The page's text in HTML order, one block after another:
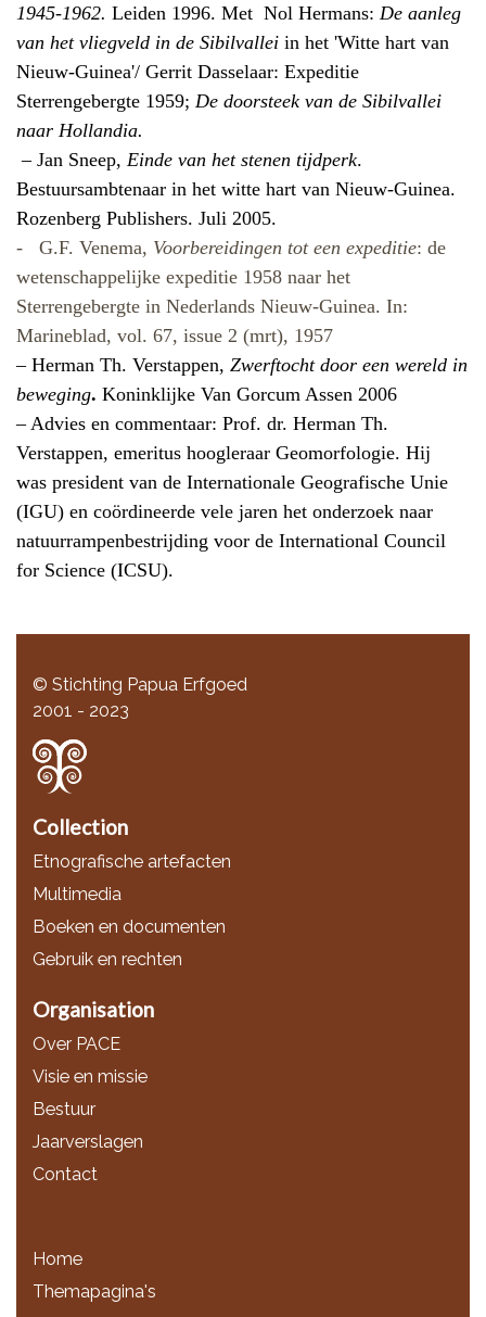
1945-1962. Leiden 1996. Met Nol Hermans: De aanleg
van het vliegveld in de Sibilvallei in het 'Witte hart van
Nieuw-Guinea'/ Gerrit Dasselaar: Expeditie
Sterrengebergte 1959; De doorsteek van de Sibilvallei
naar Hollandia.
– Jan Sneep, Einde van het stenen tijdperk.
Bestuursambtenaar in het witte hart van Nieuw-Guinea.
Rozenberg Publishers. Juli 2005.
-
G.F. Venema, Voorbereidingen tot een expeditie: de
wetenschappelijke expeditie 1958 naar het
Sterrengebergte in Nederlands Nieuw-Guinea. In:
Marineblad, vol. 67, issue 2 (mrt), 1957
– Herman Th. Verstappen, Zwerftocht door een wereld in
beweging. Koninklijke Van Gorcum Assen 2006
– Advies en commentaar: Prof. dr. Herman Th.
Verstappen, emeritus hoogleraar Geomorfologie. Hij
was president van de Internationale Geografische Unie
(IGU) en coördineerde vele jaren het onderzoek naar
natuurrampenbestrijding voor de International Council
for Science (ICSU).
© Stichting Papua Erfgoed
2001 - 2023
Collection
Etnografische artefacten
Multimedia
Boeken en documenten
Gebruik en rechten
Organisation
Over PACE
Visie en missie
Bestuur
Jaarverslagen
Contact
Home
Themapagina's